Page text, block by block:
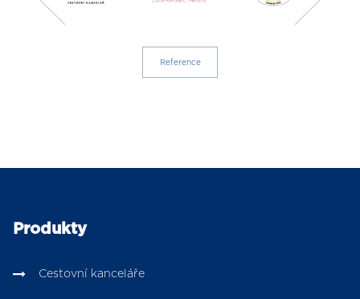
Reference
Produkty
Cestovní kanceláře